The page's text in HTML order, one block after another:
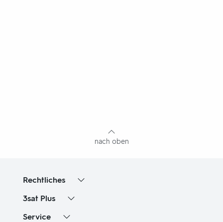
nach oben
Rechtliches
3sat Plus
Service